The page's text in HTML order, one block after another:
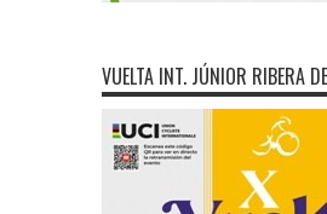
VUELTA INT. JÚNIOR RIBERA